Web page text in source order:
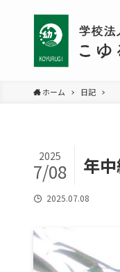
ホーム 日記
年
2025
7/08
2025.07.08